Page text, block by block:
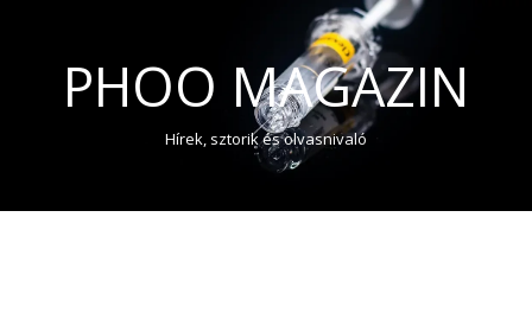
PHOO MAGAZIN
Hírek, sztorik és olvasnivaló